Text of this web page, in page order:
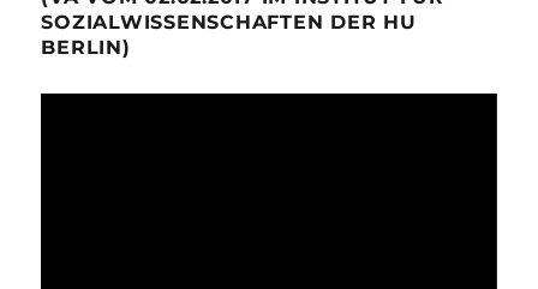
SOZIALWISSENSCHAFTEN DER HU
BERLIN)